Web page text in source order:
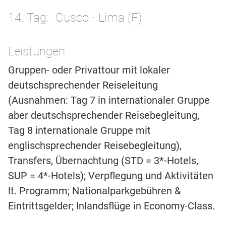
14. Tag Cusco - Lima (F).
Leistungen
Gruppen- oder Privattour mit lokaler
deutschsprechender Reiseleitung
(Ausnahmen: Tag 7 in internationaler Gruppe
aber deutschsprechender Reisebegleitung,
Tag 8 internationale Gruppe mit
englischsprechender Reisebegleitung),
Transfers, Übernachtung (STD = 3*-Hotels,
SUP = 4*-Hotels); Verpflegung und Aktivitäten
lt. Programm; Nationalparkgebühren &
Eintrittsgelder; Inlandsflüge in Economy-Class.